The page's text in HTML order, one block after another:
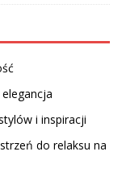
i inspiracji
do relaksu na